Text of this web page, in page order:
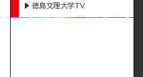
徳島文理大学TV